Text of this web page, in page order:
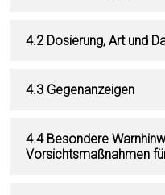
4.2 Dosierung, Art und
4.3 Gegenanzeigen
4.4 Besondere
Vorsichtsmaßnahmen